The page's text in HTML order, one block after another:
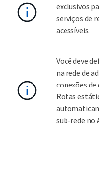
exclusivos
serviços de
acessíveis.
Você deve
na rede de
conexões
Rotas
sub-rede no